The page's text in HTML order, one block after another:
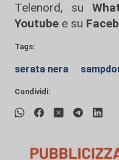
Telenord, su
Youtube e su
Tags:
serata nera
Condividi: